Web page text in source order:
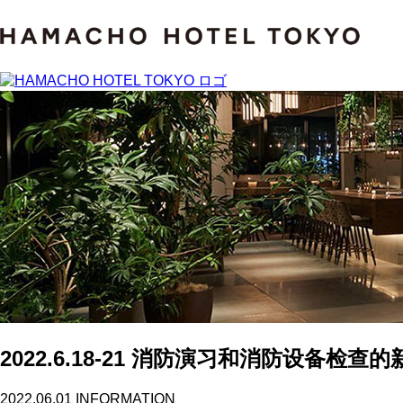
2022.6.18-21 消防演习和消防设备检查的
2022.06.01 INFORMATION